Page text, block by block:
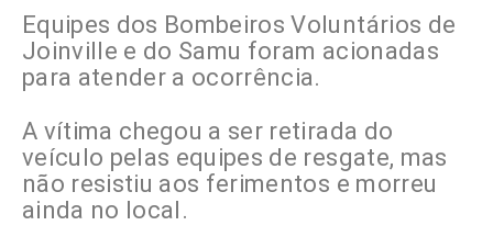
Equipes dos Bombeiros Voluntários de
Joinville e do Samu foram acionadas
para atender a ocorrência.
A vítima chegou a ser retirada do
veículo pelas equipes de resgate, mas
não resistiu aos ferimentos e morreu
ainda no local.